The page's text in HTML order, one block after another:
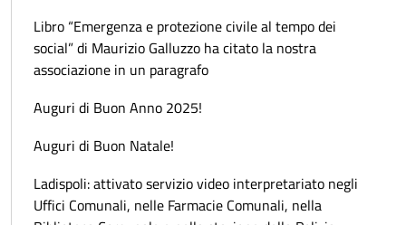
Libro “Emergenza e protezione civile al tempo dei
social” di Maurizio Galluzzo ha citato la nostra
associazione in un paragrafo
Auguri di Buon Anno 2025!
Auguri di Buon Natale!
Ladispoli: attivato servizio video interpretariato negli
Uffici Comunali, nelle Farmacie Comunali, nella